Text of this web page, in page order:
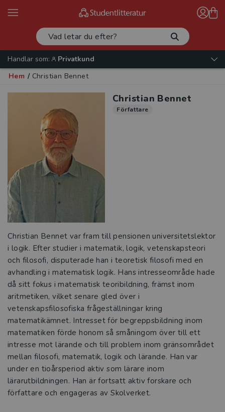
Handlar som:
Privatkund
Hem / Christian Bennet
Christian Bennet
Författare
Christian Bennet var fram till pensionen universitetslektor
i logik. Efter studier i matematik, logik, vetenskapsteori
och filosofi, disputerade han i teoretisk filosofi med en
avhandling i matematisk logik. Hans intresseområde hade
då sitt fokus i matematisk teoribildning, främst inom
aritmetiken, vilket senare gled över i
vetenskapsfilosofiska frågeställningar kring
matematikämnet. Intresset för begreppsbildning inom
matematiken förde honom så småningom över till ett
intresse mot lärande och till problem inom gränsområdet
mellan filosofi, matematik, logik och lärande. Han var
under en tioårsperiod aktiv som lärare inom
lärarutbildningen. Han är fortsatt aktiv forskare och
författare och engageras av Skolverket.